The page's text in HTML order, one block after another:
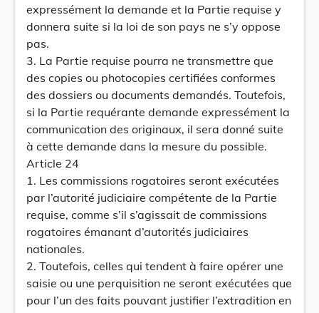
expressément la demande et la Partie requise y
donnera suite si la loi de son pays ne s’y oppose
pas.
3. La Partie requise pourra ne transmettre que
des copies ou photocopies certifiées conformes
des dossiers ou documents demandés. Toutefois,
si la Partie requérante demande expressément la
communication des originaux, il sera donné suite
à cette demande dans la mesure du possible.
Article 24
1. Les commissions rogatoires seront exécutées
par l’autorité judiciaire compétente de la Partie
requise, comme s’il s’agissait de commissions
rogatoires émanant d’autorités judiciaires
nationales.
2. Toutefois, celles qui tendent à faire opérer une
saisie ou une perquisition ne seront exécutées que
pour l’un des faits pouvant justifier l’extradition en